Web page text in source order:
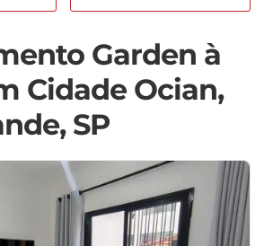
Garden à
Cidade Ocian,
SP